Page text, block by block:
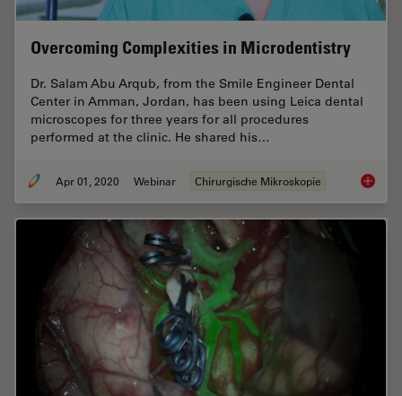
Overcoming Complexities in Microdentistry
Dr. Salam Abu Arqub, from the Smile Engineer Dental
Center in Amman, Jordan, has been using Leica dental
microscopes for three years for all procedures
performed at the clinic. He shared his…
Apr 01, 2020 Webinar Chirurgische Mikroskopie